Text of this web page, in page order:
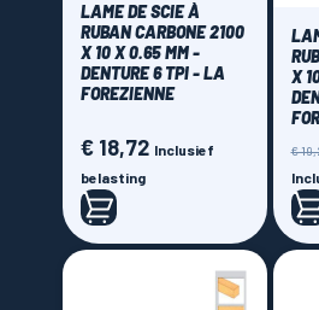
LAME DE SCIE À
RUBAN CARBONE 2100
X 10 X 0.65 MM -
DENTURE 6 TPI - LA
FOREZIENNE
Prijs
€ 18,72 Inclusief
belasting
X
€